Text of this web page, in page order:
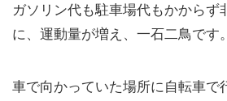
ガソリン代も駐車場代もかからず
に、運動量が増え、一石二鳥です。
車で向かっていた場所に自転車で